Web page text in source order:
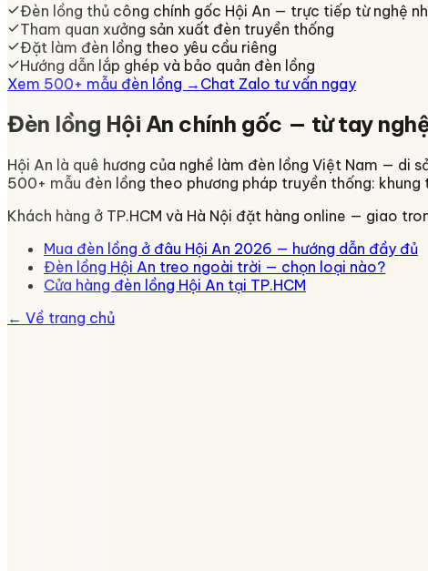
Đèn lồng thủ công chính gốc Hội An — trực tiếp từ nghệ
Tham quan xưởng sản xuất đèn truyền thống
Đặt làm đèn lồng theo yêu cầu riêng
Hướng dẫn lắp ghép và bảo quản đèn lồng
Xem 500+ mẫu đèn lồng → Chat Zalo tư vấn ngay
Đèn lồng Hội An chính gốc — từ tay
Hội An là quê hương của nghề làm đèn lồng Việt Nam — di
500+ mẫu đèn lồng theo phương pháp truyền thống:
Khách hàng ở TP.HCM và Hà Nội đặt hàng online — giao
Mua đèn lồng ở đâu Hội An 2026 — hướng dẫn đầy đủ
Đèn lồng Hội An treo ngoài trời — chọn loại nào?
Cửa hàng đèn lồng Hội An tại TP.HCM
← Về trang chủ